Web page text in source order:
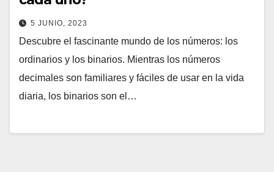
5 JUNIO, 2023
Descubre el fascinante mundo de los números: los
ordinarios y los binarios. Mientras los números
decimales son familiares y fáciles de usar en la vida
diaria, los binarios son el…